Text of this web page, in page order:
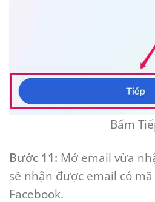
Bấm
Bước 11: Mở email vừa
sẽ nhận được email có
Facebook.